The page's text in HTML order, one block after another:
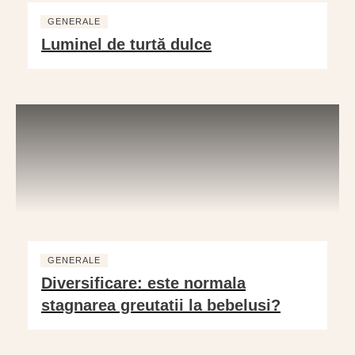
GENERALE
Luminel de turtă dulce
GENERALE
Diversificare: este normala
stagnarea greutatii la bebelusi?